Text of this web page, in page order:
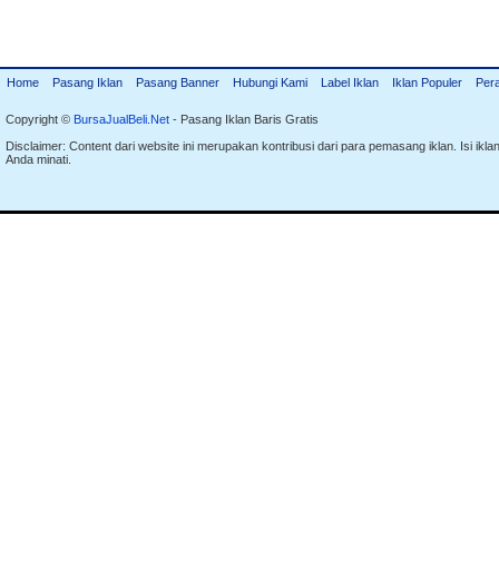
Home Pasang Iklan Pasang Banner Hubungi Kami Label Iklan Iklan Populer
Copyright © BursaJualBeli.Net - Pasang Iklan Baris Gratis
Disclaimer: Content dari website ini merupakan kontribusi dari para pemasang iklan. Isi
Anda minati.